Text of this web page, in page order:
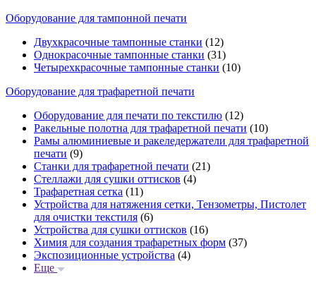
Оборудование для тампонной печати
Двухкрасочные тампонные станки (12)
Однокрасочные тампонные станки (31)
Четырехкрасочные тампонные станки (10)
Оборудование для трафаретной печати
Оборудование для печати по текстилю (12)
Ракельные полотна для трафаретной печати (10)
Рамы алюминиевые и ракеледержатели для трафаретной
печати (9)
Станки для трафаретной печати (21)
Стеллажи для сушки оттисков (4)
Трафаретная сетка (11)
Устройства для натяжения сетки, Тензометры, Пистолет
для очистки текстиля (6)
Устройства для сушки оттисков (16)
Химия для создания трафаретных форм (37)
Экспозиционные устройства (4)
Еще